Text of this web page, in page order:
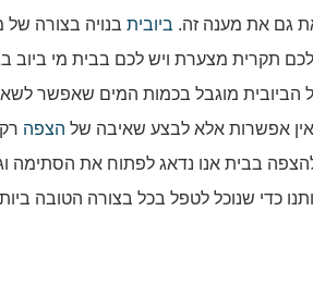
גם את מענה זה. ביובית בנויה בצורה של
תקרית מצערת ויש לכם בבית מי ביוב
הביובית מוגבל בכמות המים שאפשר
אפשרות אלא לבצע שאיבה של הצפה
בבית אנו נדאג לפתוח את הסתימה
כדי שנוכל לטפל בכל בצורה הטובה